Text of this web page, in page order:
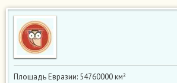
Площадь Евразии: 54760000 км²